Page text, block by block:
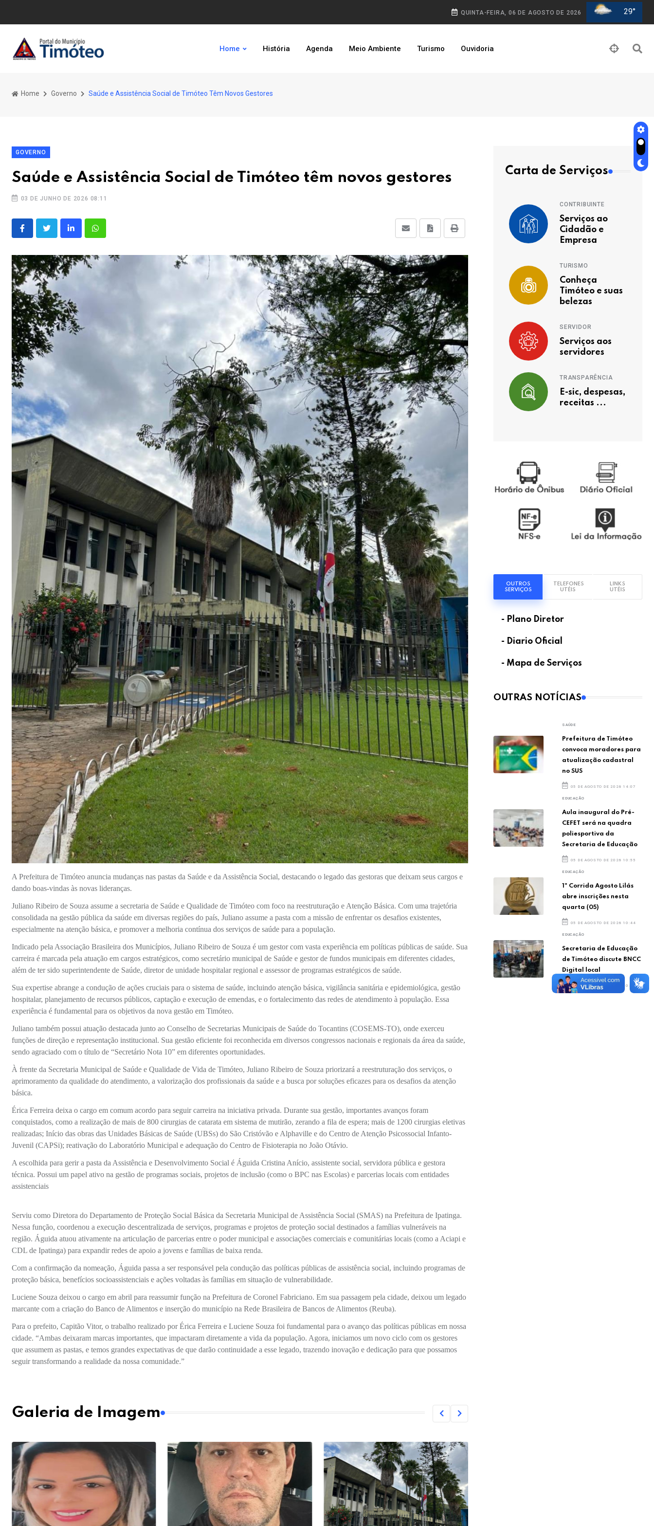
QUINTA-FEIRA, 06 DE AGOSTO DE 2026 29°
Home História Agenda Meio Ambiente Turismo Ouvidoria
Home Governo Saúde e Assistência Social de Timóteo Têm Novos Gestores
GOVERNO
Saúde e Assistência Social de Timóteo têm novos gestores
03 DE JUNHO DE 2026 08:11
A Prefeitura de Timóteo anuncia mudanças nas pastas da Saúde e da Assistência Social, destacando o legado das gestoras que deixam seus cargos e
dando boas-vindas às novas lideranças.
Juliano Ribeiro de Souza assume a secretaria de Saúde e Qualidade de Timóteo com foco na reestruturação e Atenção Básica. Com uma trajetória
consolidada na gestão pública da saúde em diversas regiões do país, Juliano assume a pasta com a missão de enfrentar os desafios existentes,
especialmente na atenção básica, e promover a melhoria contínua dos serviços de saúde para a população.
Indicado pela Associação Brasileira dos Municípios, Juliano Ribeiro de Souza é um gestor com vasta experiência em políticas públicas de saúde. Sua
carreira é marcada pela atuação em cargos estratégicos, como secretário municipal de Saúde e gestor de fundos municipais em diferentes cidades,
além de ter sido superintendente de Saúde, diretor de unidade hospitalar regional e assessor de programas estratégicos de saúde.
Sua expertise abrange a condução de ações cruciais para o sistema de saúde, incluindo atenção básica, vigilância sanitária e epidemiológica, gestão
hospitalar, planejamento de recursos públicos, captação e execução de emendas, e o fortalecimento das redes de atendimento à população. Essa
experiência é fundamental para os objetivos da nova gestão em Timóteo.
Juliano também possui atuação destacada junto ao Conselho de Secretarias Municipais de Saúde do Tocantins (COSEMS-TO), onde exerceu
funções de direção e representação institucional. Sua gestão eficiente foi reconhecida em diversos congressos nacionais e regionais da área da saúde,
sendo agraciado com o título de “Secretário Nota 10” em diferentes oportunidades.
À frente da Secretaria Municipal de Saúde e Qualidade de Vida de Timóteo, Juliano Ribeiro de Souza priorizará a reestruturação dos serviços, o
aprimoramento da qualidade do atendimento, a valorização dos profissionais da saúde e a busca por soluções eficazes para os desafios da atenção
básica.
Érica Ferreira deixa o cargo em comum acordo para seguir carreira na iniciativa privada. Durante sua gestão, importantes avanços foram
conquistados, como a realização de mais de 800 cirurgias de catarata em sistema de mutirão, zerando a fila de espera; mais de 1200 cirurgias eletivas
realizadas; Início das obras das Unidades Básicas de Saúde (UBSs) do São Cristóvão e Alphaville e do Centro de Atenção Psicossocial Infanto-
Juvenil (CAPSi); reativação do Laboratório Municipal e adequação do Centro de Fisioterapia no João Otávio.
A escolhida para gerir a pasta da Assistência e Desenvolvimento Social é Águida Cristina Anício, assistente social, servidora pública e gestora
técnica. Possui um papel ativo na gestão de programas sociais, projetos de inclusão (como o BPC nas Escolas) e parcerias locais com entidades
assistenciais
Serviu como Diretora do Departamento de Proteção Social Básica da Secretaria Municipal de Assistência Social (SMAS) na Prefeitura de Ipatinga.
Nessa função, coordenou a execução descentralizada de serviços, programas e projetos de proteção social destinados a famílias vulneráveis na
região. Águida atuou ativamente na articulação de parcerias entre o poder municipal e associações comerciais e comunitárias locais (como a Aciapi e
CDL de Ipatinga) para expandir redes de apoio a jovens e famílias de baixa renda.
Com a confirmação da nomeação, Águida passa a ser responsável pela condução das políticas públicas de assistência social, incluindo programas de
proteção básica, benefícios socioassistenciais e ações voltadas às famílias em situação de vulnerabilidade.
Luciene Souza deixou o cargo em abril para reassumir função na Prefeitura de Coronel Fabriciano. Em sua passagem pela cidade, deixou um legado
marcante com a criação do Banco de Alimentos e inserção do município na Rede Brasileira de Bancos de Alimentos (Reuba).
Para o prefeito, Capitão Vitor, o trabalho realizado por Érica Ferreira e Luciene Souza foi fundamental para o avanço das políticas públicas em nossa
cidade. “Ambas deixaram marcas importantes, que impactaram diretamente a vida da população. Agora, iniciamos um novo ciclo com os gestores
que assumem as pastas, e temos grandes expectativas de que darão continuidade a esse legado, trazendo inovação e dedicação para que possamos
seguir transformando a realidade da nossa comunidade.”
Galeria de Imagem
Carta de Serviços
CONTRIBUINTE
Serviços ao
Cidadão e
Empresa
TURISMO
Conheça
Timóteo e suas
belezas
SERVIDOR
Serviços aos
servidores
TRANSPARÊNCIA
E-sic, despesas,
receitas ...
OUTROS
SERVIÇOS
TELEFONES
UTÉIS
LINKS
UTÉIS
- Plano Diretor
- Diario Oficial
- Mapa de Serviços
OUTRAS NOTÍCIAS
SAÚDE
Prefeitura de Timóteo
convoca moradores para
atualização cadastral
no SUS
05 DE AGOSTO DE 2026 14:07
EDUCAÇÃO
Aula inaugural do Pré-
CEFET será na quadra
poliesportiva da
Secretaria de Educação
05 DE AGOSTO DE 2026 10:55
EDUCAÇÃO
1ª Corrida Agosto Lilás
abre inscrições nesta
quarta (05)
05 DE AGOSTO DE 2026 10:44
EDUCAÇÃO
Secretaria de Educação
de Timóteo discute BNCC
Digital local
05 DE AGOSTO DE 2026 10:40